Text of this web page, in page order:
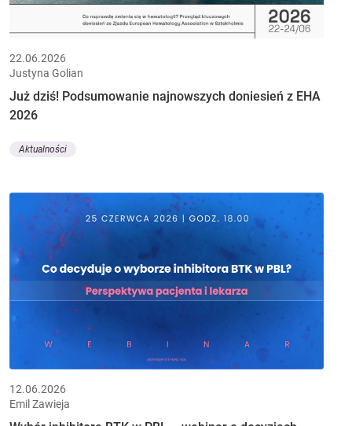
22.06.2026
Justyna Golian
Już dziś! Podsumowanie najnowszych doniesień z EHA
2026
Aktualności
12.06.2026
Emil Zawieja